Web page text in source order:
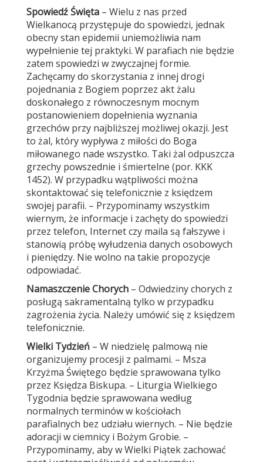
Spowiedź Święta – Wielu z nas przed
Wielkanocą przystępuje do spowiedzi, jednak
obecny stan epidemii uniemożliwia nam
wypełnienie tej praktyki. W parafiach nie będzie
zatem spowiedzi w zwyczajnej formie.
Zachęcamy do skorzystania z innej drogi
pojednania z Bogiem poprzez akt żalu
doskonałego z równoczesnym mocnym
postanowieniem dopełnienia wyznania
grzechów przy najbliższej możliwej okazji. Jest
to żal, który wypływa z miłości do Boga
miłowanego nade wszystko. Taki żal odpuszcza
grzechy powszednie i śmiertelne (por. KKK
1452). W przypadku wątpliwości można
skontaktować się telefonicznie z księdzem
swojej parafii. – Przypominamy wszystkim
wiernym, że informacje i zachęty do spowiedzi
przez telefon, Internet czy maila są fałszywe i
stanowią próbę wyłudzenia danych osobowych
i pieniędzy. Nie wolno na takie propozycje
odpowiadać.
Namaszczenie Chorych – Odwiedziny chorych z
posługą sakramentalną tylko w przypadku
zagrożenia życia. Należy umówić się z księdzem
telefonicznie.
Wielki Tydzień – W niedzielę palmową nie
organizujemy procesji z palmami. – Msza
Krzyżma Świętego będzie sprawowana tylko
przez Księdza Biskupa. – Liturgia Wielkiego
Tygodnia będzie sprawowana według
normalnych terminów w kościołach
parafialnych bez udziału wiernych. – Nie będzie
adoracji w ciemnicy i Bożym Grobie. –
Przypominamy, aby w Wielki Piątek zachować